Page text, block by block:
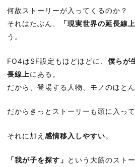
何故ストーリーが入ってくるのか？
それはたぶん、
「現実世界の延長線上
う。
FO4はSF設定もほどほどに、 僕らが
長線上にある。
だから、登場する人物、モノのほと
だからきっとストーリーも頭に入っ
それに加え 感情移入しやすい。
「我が子を探す」 という大筋のスト